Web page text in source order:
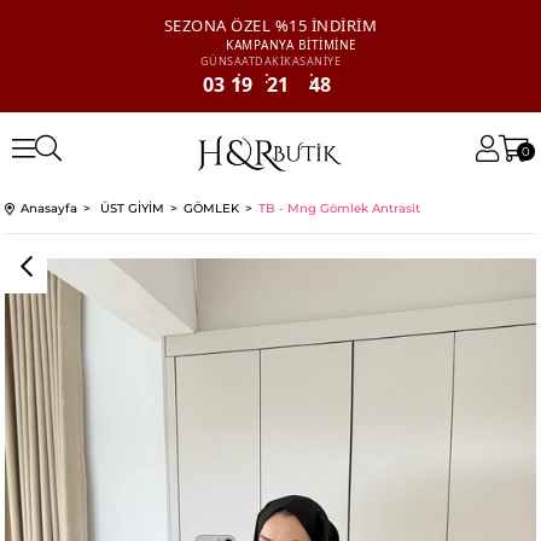
SEZONA ÖZEL %15 İNDİRİM
KAMPANYA BİTİMİNE
GÜN
03
SAAT
19
DAKİKA
21
SANİYE
48
0
Anasayfa ÜST GİYİM GÖMLEK TB - Mng Gömlek Antrasit